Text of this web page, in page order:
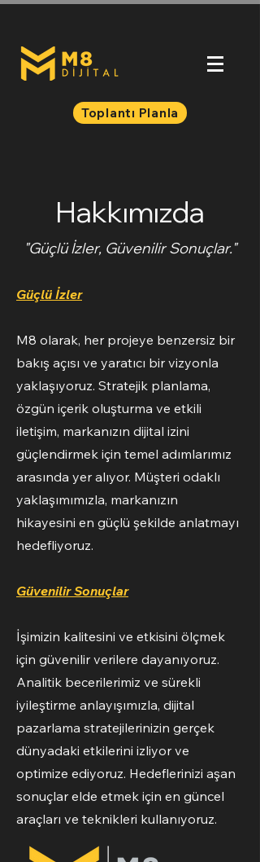
Toplantı Planla
Hakkımızda
"Güçlü İzler, Güvenilir Sonuçlar."
Güçlü İzler
M8 olarak, her projeye benzersiz bir
bakış açısı ve yaratıcı bir vizyonla
yaklaşıyoruz. Stratejik planlama,
özgün içerik oluşturma ve etkili
iletişim, markanızın dijital izini
güçlendirmek için temel adımlarımız
arasında yer alıyor. Müşteri odaklı
yaklaşımımızla, markanızın
hikayesini en güçlü şekilde anlatmayı
hedefliyoruz.
Güvenilir Sonuçlar
İşimizin kalitesini ve etkisini ölçmek
için güvenilir verilere dayanıyoruz.
Analitik becerilerimiz ve sürekli
iyileştirme anlayışımızla, dijital
pazarlama stratejilerinizin gerçek
dünyadaki etkilerini izliyor ve
optimize ediyoruz. Hedeflerinizi aşan
sonuçlar elde etmek için en güncel
araçları ve teknikleri kullanıyoruz.